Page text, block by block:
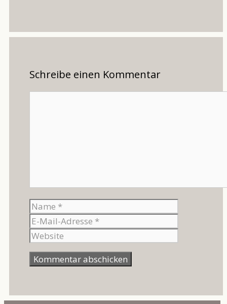
Schreibe einen Kommentar
Name
Mail-
Adresse